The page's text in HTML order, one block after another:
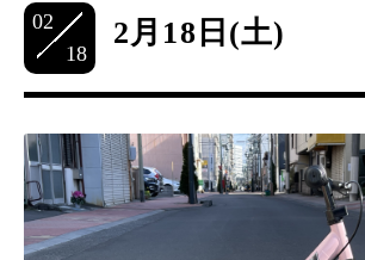
02
18
2月18日(土)